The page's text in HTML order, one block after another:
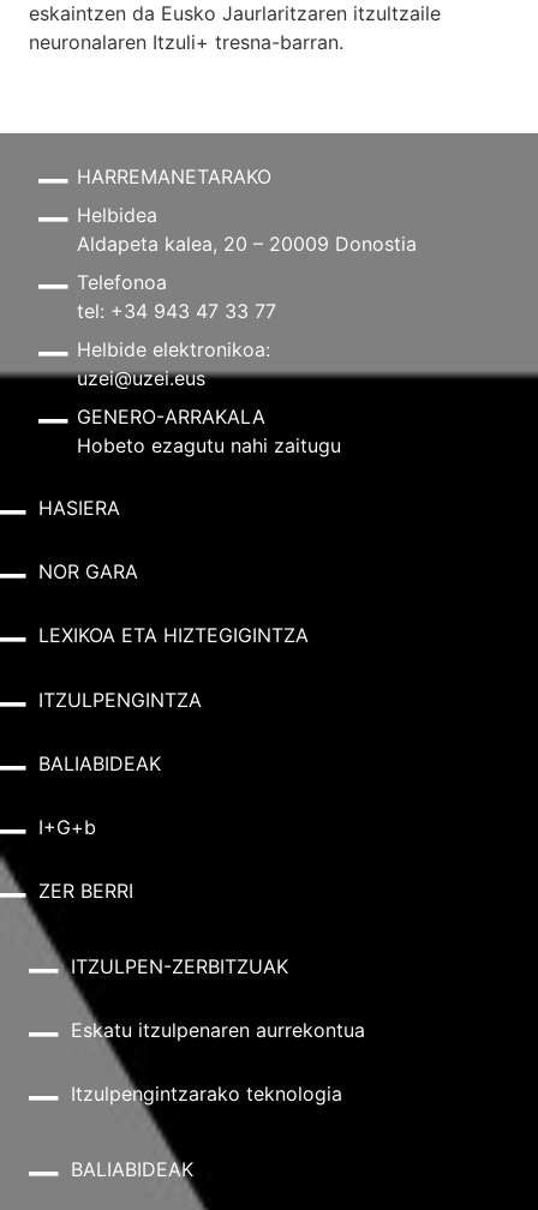
eskaintzen da Eusko Jaurlaritzaren itzultzaile
neuronalaren Itzuli+ tresna-barran.
HARREMANETARAKO
Helbidea
Aldapeta kalea, 20 – 20009 Donostia
Telefonoa
tel: +34 943 47 33 77
Helbide elektronikoa:
uzei@uzei.eus
GENERO-ARRAKALA
Hobeto ezagutu nahi zaitugu
HASIERA
NOR GARA
LEXIKOA ETA HIZTEGIGINTZA
ITZULPENGINTZA
BALIABIDEAK
I+G+b
ZER BERRI
ITZULPEN-ZERBITZUAK
Eskatu itzulpenaren aurrekontua
Itzulpengintzarako teknologia
BALIABIDEAK